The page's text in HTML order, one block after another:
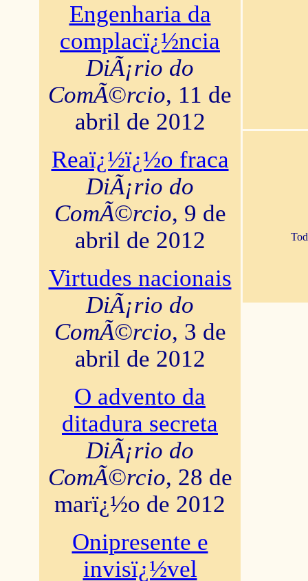
Engenharia da
complacï¿½ncia
DiÃ¡rio do
ComÃ©rcio, 11 de
abril de 2012
Reaï¿½ï¿½o fraca
DiÃ¡rio do
ComÃ©rcio, 9 de
abril de 2012
Virtudes nacionais
DiÃ¡rio do
ComÃ©rcio, 3 de
abril de 2012
O advento da
ditadura secreta
DiÃ¡rio do
ComÃ©rcio, 28 de
marï¿½o de 2012
Onipresente e
invisï¿½vel